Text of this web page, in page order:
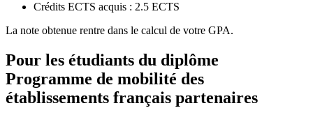
Crédits ECTS acquis : 2.5 ECTS
La note obtenue rentre dans le calcul de votre GPA.
Pour les étudiants du diplôme
Programme de mobilité des
établissements français partenaires